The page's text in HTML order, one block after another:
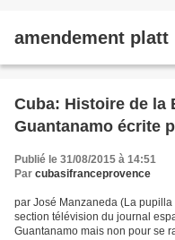
amendement platt
Cuba: Histoire de la
Guantanamo écrite
Publié le 31/08/2015 à 14:51
Par cubasifranceprovence
par José Manzaneda (La
section télévision du journal
Guantanamo mais non pour se